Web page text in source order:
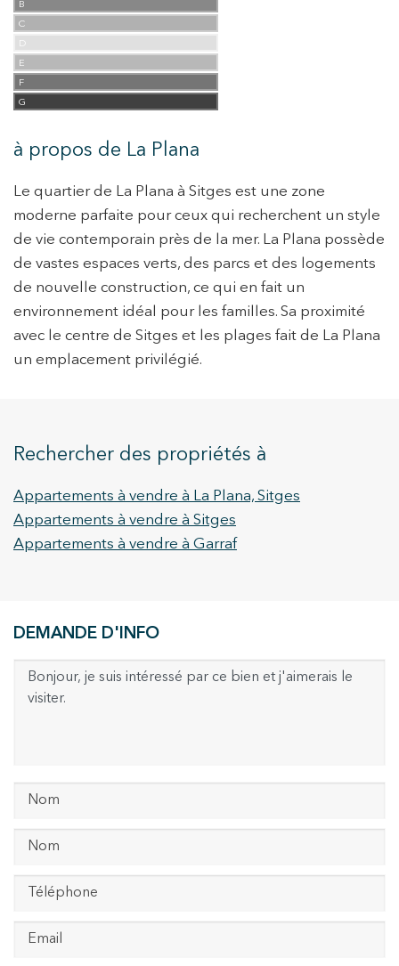
B
C
D
E
F
G
à propos de La Plana
Le quartier de La Plana à Sitges est une zone
moderne parfaite pour ceux qui recherchent un style
de vie contemporain près de la mer. La Plana possède
de vastes espaces verts, des parcs et des logements
de nouvelle construction, ce qui en fait un
environnement idéal pour les familles. Sa proximité
avec le centre de Sitges et les plages fait de La Plana
un emplacement privilégié.
Rechercher des propriétés à
Appartements à vendre à La Plana, Sitges
Appartements à vendre à Sitges
Appartements à vendre à Garraf
DEMANDE D'INFO